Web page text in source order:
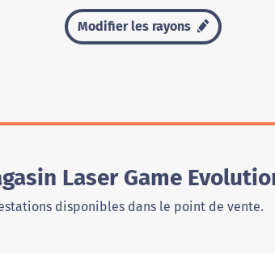
Modifier les rayons
Laser Game
disponibles dans le point de vente.